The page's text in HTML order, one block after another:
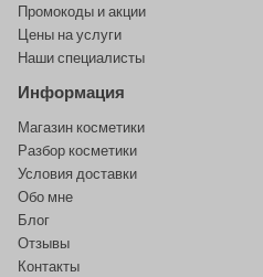
Промокоды и акции
Цены на услуги
Наши специалисты
Информация
Магазин косметики
Разбор косметики
Условия доставки
Обо мне
Блог
Отзывы
Контакты